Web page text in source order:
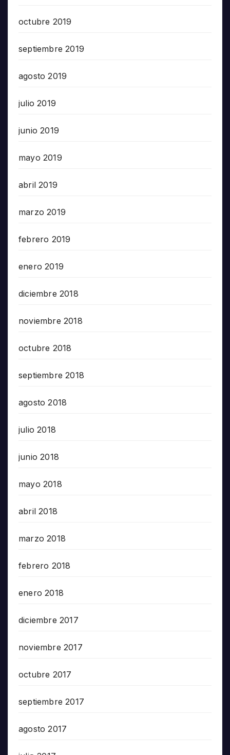
octubre 2019
septiembre 2019
agosto 2019
julio 2019
junio 2019
mayo 2019
abril 2019
marzo 2019
febrero 2019
enero 2019
diciembre 2018
noviembre 2018
octubre 2018
septiembre 2018
agosto 2018
julio 2018
junio 2018
mayo 2018
abril 2018
marzo 2018
febrero 2018
enero 2018
diciembre 2017
noviembre 2017
octubre 2017
septiembre 2017
agosto 2017